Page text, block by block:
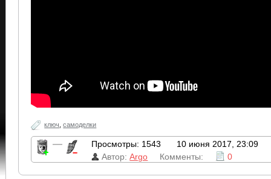
ключ ,самоделки
— Просмотры: 1543
10 июня 2017, 23:09
Автор:Argo Комменты: 0